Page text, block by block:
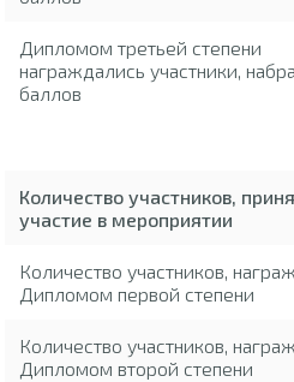
Дипломом третьей степени
награждались участники,
баллов
Количество участников,
участие в мероприятии
Количество участников,
Дипломом первой степени
Количество участников,
Дипломом второй степени